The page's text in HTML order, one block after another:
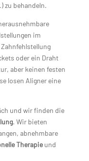
zu behandeln.
im
oder ein Draht
aber keinen festen
losen Aligner eine
und wir finden die
. Wir bieten
abnehmbare
Therapieund